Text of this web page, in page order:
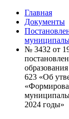
Главная
Документы
№ 3432 от
623 «Об
2024 годы»